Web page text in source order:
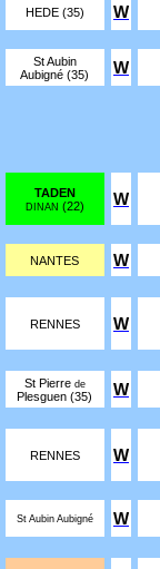
HEDE (35) W
St Aubin
Aubigné (35)
W
TADEN
DINAN (22) W
NANTES W
RENNES W
St Pierre de
Plesguen (35) W
RENNES W
St Aubin Aubigné W